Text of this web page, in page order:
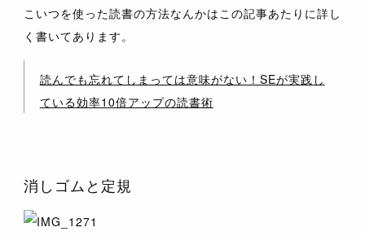
こいつを使った読書の方法なんかはこの記事あたりに詳し
く書いてあります。
読んでも忘れてしまっては意味がない！SEが実践し
ている効率10倍アップの読書術
消しゴムと定規